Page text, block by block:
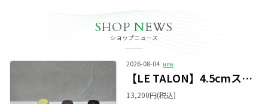
SHOP NEWS
ショップニュース
2026-08-04 NEW
【LE TALON】4.5cmスクエアスニーカーミュール
13,200円(税込)